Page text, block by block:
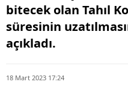
bitecek olan Tahıl
süresinin
açıkladı.
18 Mart 2023 17:24